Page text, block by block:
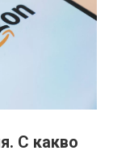
С какво